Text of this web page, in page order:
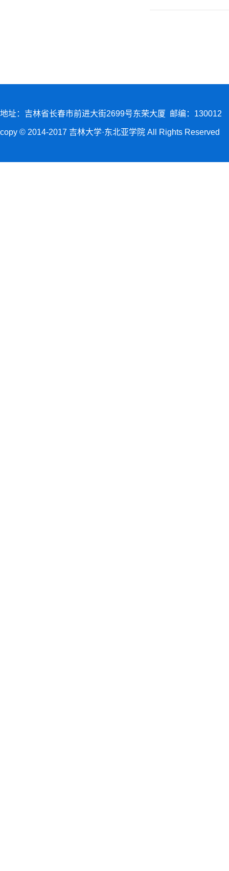
地址：吉林省长春市前进大街2699号东荣大厦 邮编：130012
copy © 2014-2017 吉林大学·东北亚学院 All Rights Reserved